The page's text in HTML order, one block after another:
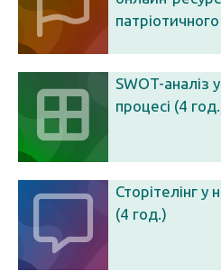
SWOT-аналіз
процесі (4
Сторітелінг у
(4 год.)